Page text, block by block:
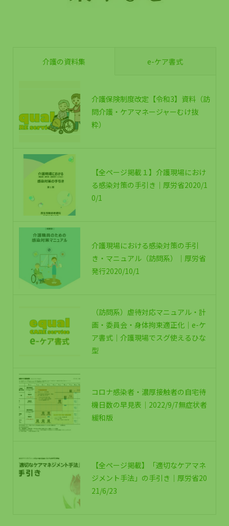
介護の資料集 e-ケア書式
介護保険制度改定【令和3】資料（訪
問介護・ケアマネージャーむけ抜
粋）
【全ページ掲載１】介護現場におけ
る感染対策の手引き｜厚労省2020/1
0/1
介護現場における感染対策の手引
き・マニュアル（訪問系）｜厚労省
発行2020/10/1
（訪問系）虐待対応マニュアル・計
画・委員会・身体拘束適正化｜e-ケ
ア書式｜介護現場でスグ使えるひな
型
コロナ感染者・濃厚接触者の自宅待
機日数の早見表｜2022/9/7無症状者
緩和版
【全ページ掲載】「適切なケアマネ
ジメント手法」の手引き｜厚労省20
21/6/23